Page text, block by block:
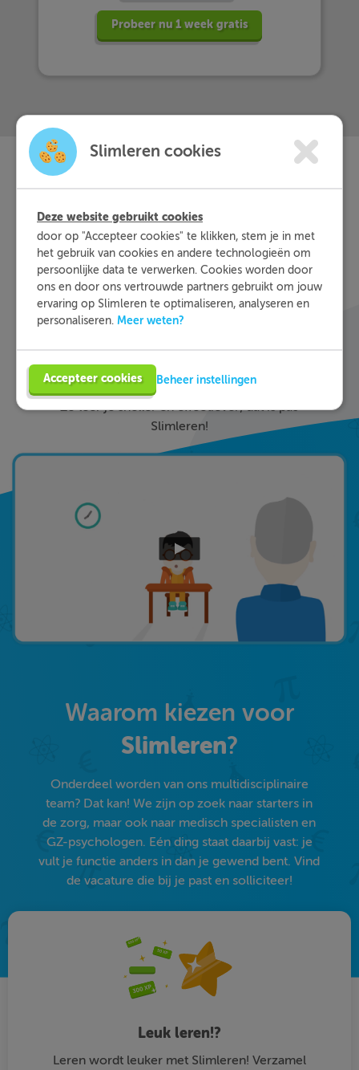
Probeer nu 1 week gratis
eigenlijk?
Met Slimleren oefen je online voor de vakken
waar je nog wat moeite mee hebt, waar en
wanneer je maar wilt. Theorie-uitleg, video-
stof sneller te begrijpen. Daarnaast krijg je bij
ieder fout gegeven antwoord direct een heldere
uitleg hoe je de vraag het beste kunt oplossen.
Zo leer je sneller en effectiever; dat is pas
Slimleren!
Waarom kiezen voor
Slimleren?
Onderdeel worden van ons multidisciplinaire
team? Dat kan! We zijn op zoek naar starters in
de zorg, maar ook naar medisch specialisten en
GZ-psychologen. Eén ding staat daarbij vast: je
vult je functie anders in dan je gewend bent. Vind
de vacature die bij je past en solliciteer!
Leuk leren!?
Leren wordt leuker met Slimleren! Verzamel
Slimleren cookies
Deze website gebruikt cookies
door op "Accepteer cookies" te klikken, stem je in met
het gebruik van cookies en andere technologieën om
persoonlijke data te verwerken. Cookies worden door
ons en door ons vertrouwde partners gebruikt om jouw
ervaring op Slimleren te optimaliseren, analyseren en
personaliseren. Meer weten?
Accepteer cookies Beheer instellingen